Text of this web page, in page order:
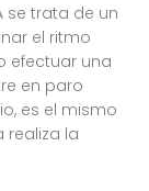
se trata de un
el ritmo
efectuar una
en paro
es el mismo
realiza la